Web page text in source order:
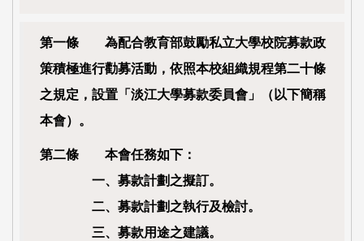
第一條 為配合教育部鼓勵私立大學校院募款政
策積極進行勸募活動，依照本校組織規程第二十條
之規定，設置「淡江大學募款委員會」（以下簡稱
本會）。
第二條 本會任務如下：
一、募款計劃之擬訂。
二、募款計劃之執行及檢討。
三、募款用途之建議。